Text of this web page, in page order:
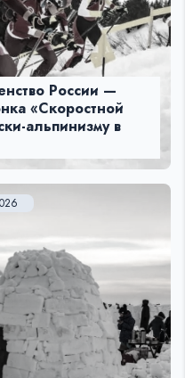
России —
«Скоростной
альпинизму в